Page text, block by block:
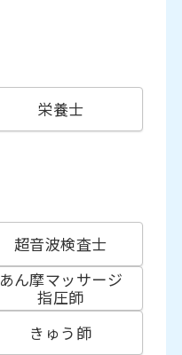
栄養士
超音波検査士
あん摩マッサージ
指圧師
きゅう師